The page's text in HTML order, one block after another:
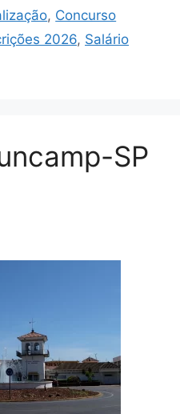
, Concurso
2026, Salário
SP